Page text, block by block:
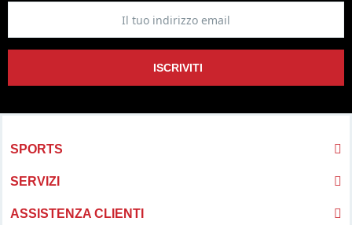
ISCRIVITI
SPORTS
SERVIZI
ASSISTENZA CLIENTI